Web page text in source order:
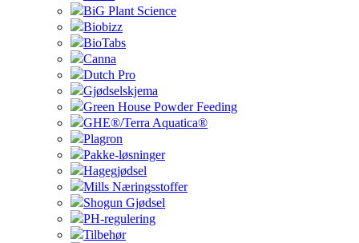
BiG Plant Science
Biobizz
BioTabs
Canna
Dutch Pro
Gjødselskjema
Green House Powder Feeding
GHE®/Terra Aquatica®
Plagron
Pakke-løsninger
Hagegjødsel
Mills Næringsstoffer
Shogun Gjødsel
PH-regulering
Tilbehør